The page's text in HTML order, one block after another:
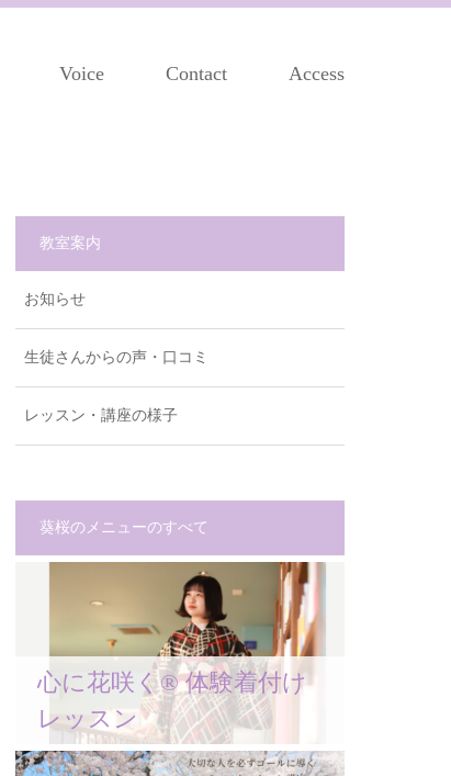
Voice Contact Access
教室案内
お知らせ
生徒さんからの声・口コミ
レッスン・講座の様子
葵桜のメニューのすべて
心に花咲く® 体験着付け
レッスン